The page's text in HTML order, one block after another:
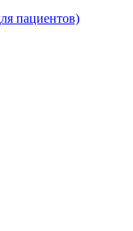
пациентов)